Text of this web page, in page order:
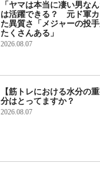
「ヤマは本当に凄い男な
は活躍できる？ 元ド軍カ
た異質さ「メジャーの投
たくさんある」
2026.08.07
【筋トレにおける水分の
分はとってますか？
2026.08.07